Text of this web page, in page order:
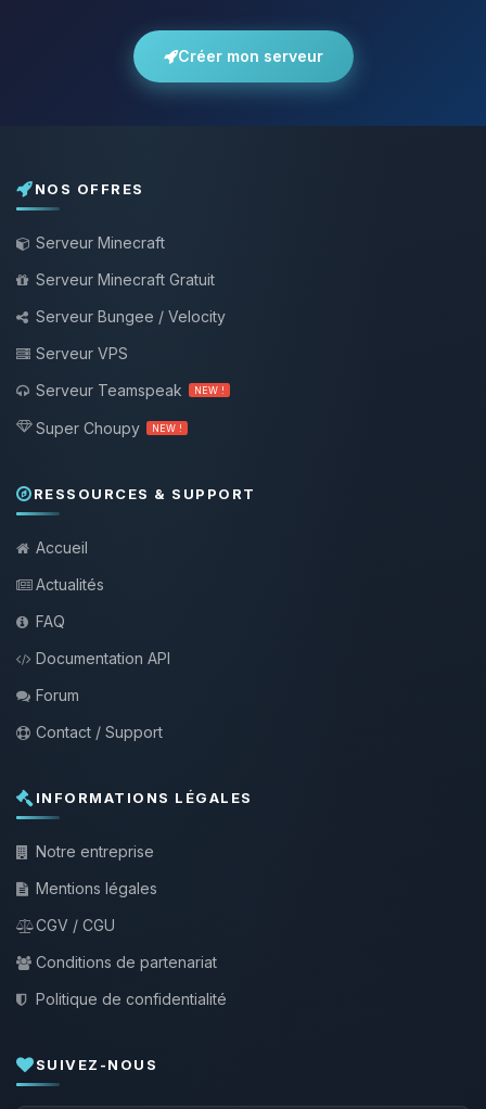
Créer mon serveur
NOS OFFRES
Serveur Minecraft
Serveur Minecraft Gratuit
Serveur Bungee / Velocity
Serveur VPS
Serveur Teamspeak
NEW !
Super Choupy NEW !
RESSOURCES & SUPPORT
Accueil
Actualités
FAQ
Documentation API
Forum
Contact / Support
INFORMATIONS LÉGALES
Notre entreprise
Mentions légales
CGV / CGU
Conditions de partenariat
Politique de confidentialité
SUIVEZ-NOUS